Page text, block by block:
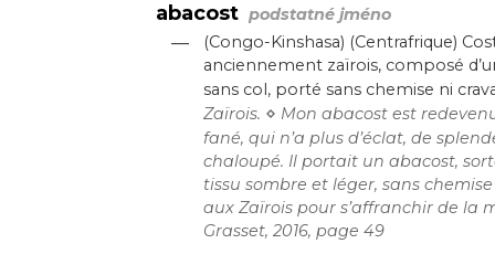
abacost podstatné jméno
—
(Congo-Kinshasa) (Centrafrique)
anciennement zaïrois, composé
sans col, porté sans chemise ni
Zaïrois. ⋄ Mon abacost est
fané, qui n’a plus d’éclat, de
chaloupé. Il portait un abacost,
tissu sombre et léger, sans
aux Zaïrois pour s’affranchir de la
Grasset, 2016, page 49